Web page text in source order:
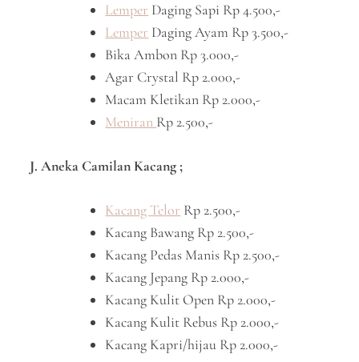
Lemper Daging Sapi Rp 4.500,-
Lemper Daging Ayam Rp 3.500,-
Bika Ambon Rp 3.000,-
Agar Crystal Rp 2.000,-
Macam Kletikan Rp 2.000,-
Meniran Rp 2.500,-
J. Aneka Camilan Kacang ;
Kacang Telor Rp 2.500,-
Kacang Bawang Rp 2.500,-
Kacang Pedas Manis Rp 2.500,-
Kacang Jepang Rp 2.000,-
Kacang Kulit Open Rp 2.000,-
Kacang Kulit Rebus Rp 2.000,-
Kacang Kapri/hijau Rp 2.000,-